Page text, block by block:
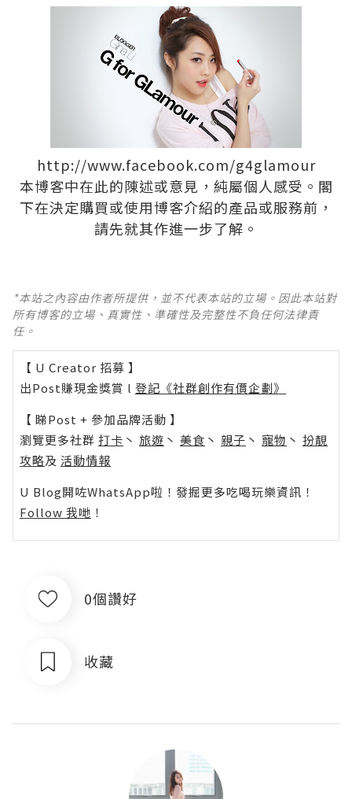
http://www.facebook.com/g4glamour
本博客中在此的陳述或意見，純屬個人感受。閣
下在決定購買或使用博客介紹的產品或服務前，
請先就其作進一步了解。
*本站之內容由作者所提供，並不代表本站的立場。因此本站對
所有博客的立場、真實性、準確性及完整性不負任何法律責
任。
【 U Creator 招募 】
出Post賺現金獎賞 l 登記《社群創作有價企劃》
【 睇Post + 參加品牌活動 】
瀏覽更多社群 打卡 丶 旅遊 丶 美食 丶 親子 丶 寵物 丶 扮靚
攻略及 活動情報
U Blog開咗WhatsApp啦！發掘更多吃喝玩樂資訊！
Follow 我哋 ！
0個讚好
收藏